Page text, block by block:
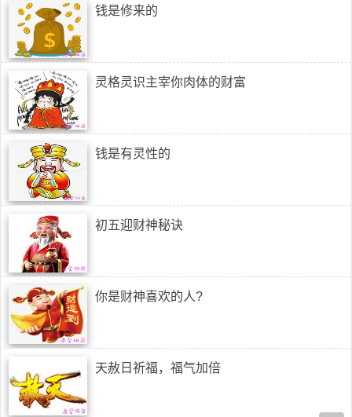
钱是修来的
灵格灵识主宰你肉体的财富
钱是有灵性的
初五迎财神秘诀
你是财神喜欢的人?
天赦日祈福，福气加倍